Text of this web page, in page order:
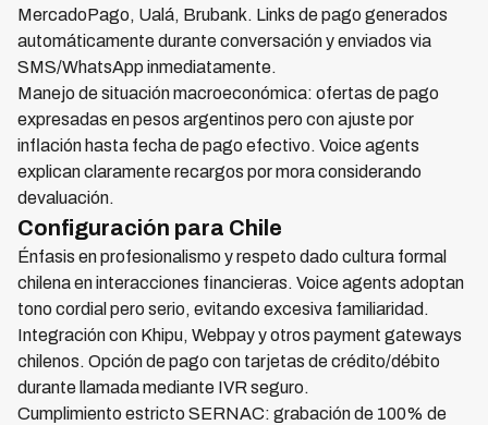
MercadoPago, Ualá, Brubank. Links de pago generados
automáticamente durante conversación y enviados via
SMS/WhatsApp inmediatamente.
Manejo de situación macroeconómica: ofertas de pago
expresadas en pesos argentinos pero con ajuste por
inflación hasta fecha de pago efectivo. Voice agents
explican claramente recargos por mora considerando
devaluación.
Configuración para Chile
Énfasis en profesionalismo y respeto dado cultura formal
chilena en interacciones financieras. Voice agents adoptan
tono cordial pero serio, evitando excesiva familiaridad.
Integración con Khipu, Webpay y otros payment gateways
chilenos. Opción de pago con tarjetas de crédito/débito
durante llamada mediante IVR seguro.
Cumplimiento estricto SERNAC: grabación de 100% de